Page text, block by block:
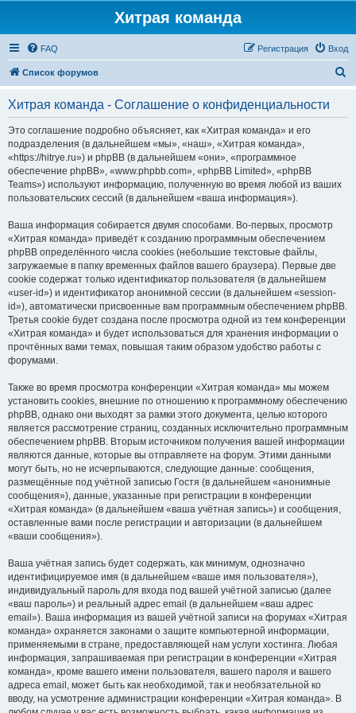
Хитрая команда
FAQ Вход
Регистрация
Список форумов
Хитрая команда - Соглашение о конфиденциальности
Это соглашение подробно объясняет, как «Хитрая команда» и его
подразделения (в дальнейшем «мы», «наш», «Хитрая команда»,
«https://hitrye.ru») и phpBB (в дальнейшем «они», «программное
обеспечение phpBB», «www.phpbb.com», «phpBB Limited», «phpBB
Teams») используют информацию, полученную во время любой из ваших
пользовательских сессий (в дальнейшем «ваша информация»).
Ваша информация собирается двумя способами. Во-первых, просмотр
«Хитрая команда» приведёт к созданию программным обеспечением
phpBB определённого числа cookies (небольшие текстовые файлы,
загружаемые в папку временных файлов вашего браузера). Первые две
cookie содержат только идентификатор пользователя (в дальнейшем
«user-id») и идентификатор анонимной сессии (в дальнейшем «session-
id»), автоматически присвоенные вам программным обеспечением phpBB.
Третья cookie будет создана после просмотра одной из тем конференции
«Хитрая команда» и будет использоваться для хранения информации о
прочтённых вами темах, повышая таким образом удобство работы с
форумами.
Также во время просмотра конференции «Хитрая команда» мы можем
установить cookies, внешние по отношению к программному обеспечению
phpBB, однако они выходят за рамки этого документа, целью которого
является рассмотрение страниц, созданных исключительно программным
обеспечением phpBB. Вторым источником получения вашей информации
являются данные, которые вы отправляете на форум. Этими данными
могут быть, но не исчерпываются, следующие данные: сообщения,
размещённые под учётной записью Гостя (в дальнейшем «анонимные
сообщения»), данные, указанные при регистрации в конференции
«Хитрая команда» (в дальнейшем «ваша учётная запись») и сообщения,
оставленные вами после регистрации и авторизации (в дальнейшем
«ваши сообщения»).
Ваша учётная запись будет содержать, как минимум, однозначно
идентифицируемое имя (в дальнейшем «ваше имя пользователя»),
индивидуальный пароль для входа под вашей учётной записью (далее
«ваш пароль») и реальный адрес email (в дальнейшем «ваш адрес
email»). Ваша информация из вашей учётной записи на форумах «Хитрая
команда» охраняется законами о защите компьютерной информации,
применяемыми в стране, предоставляющей нам услуги хостинга. Любая
информация, запрашиваемая при регистрации в конференции «Хитрая
команда», кроме вашего имени пользователя, вашего пароля и вашего
адреса email, может быть как необходимой, так и необязательной ко
вводу, на усмотрение администрации конференции «Хитрая команда». В